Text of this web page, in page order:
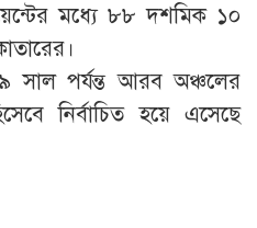
মধ্যে ৮৮ দশমিক ১০
সাল পর্যন্ত আরব অঞ্চলের
নির্বাচিত হয়ে এসেছে